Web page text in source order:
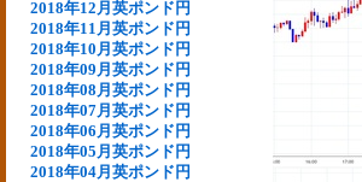
2018年12月英ポンド円
2018年11月英ポンド円
2018年10月英ポンド円
2018年09月英ポンド円
2018年08月英ポンド円
2018年07月英ポンド円
2018年06月英ポンド円
2018年05月英ポンド円
2018年04月英ポンド円